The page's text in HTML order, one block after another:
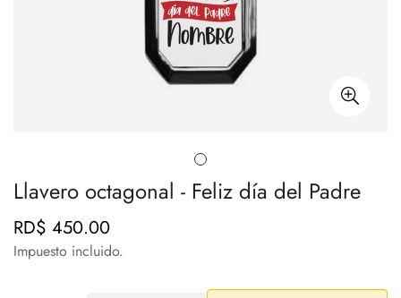
Llavero octagonal - Feliz día del Padre
Precio
regular
RD$ 450.00
Impuesto incluido.